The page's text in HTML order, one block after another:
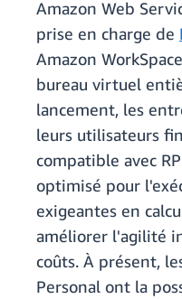
Amazon Web
prise en charge de
Amazon
bureau virtuel
lancement, les
leurs utilisateurs
compatible avec
optimisé pour
exigeantes en
améliorer l'agilité
coûts. À présent,
Personal ont la